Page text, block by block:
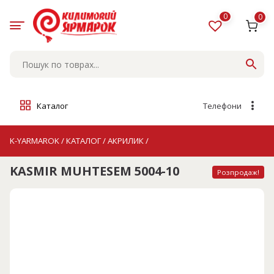
content
0 0
Каталог Телефони
K-YARMAROK/КАТАЛОГ/АКРИЛИК/
KASMIR MUHTESEM 5004-10 Розпродаж!